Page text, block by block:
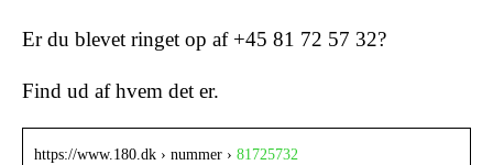
Er du blevet ringet op af +45 81 72 57 32?
Find ud af hvem det er.
https://www.180.dk › nummer › 81725732